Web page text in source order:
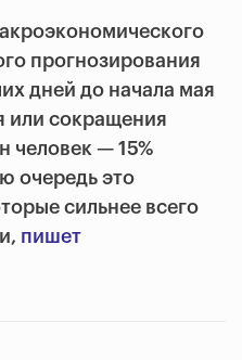
прогнозирования
дней до начала мая
или сокращения
человек — 15%
очередь это
сильнее всего
пишет